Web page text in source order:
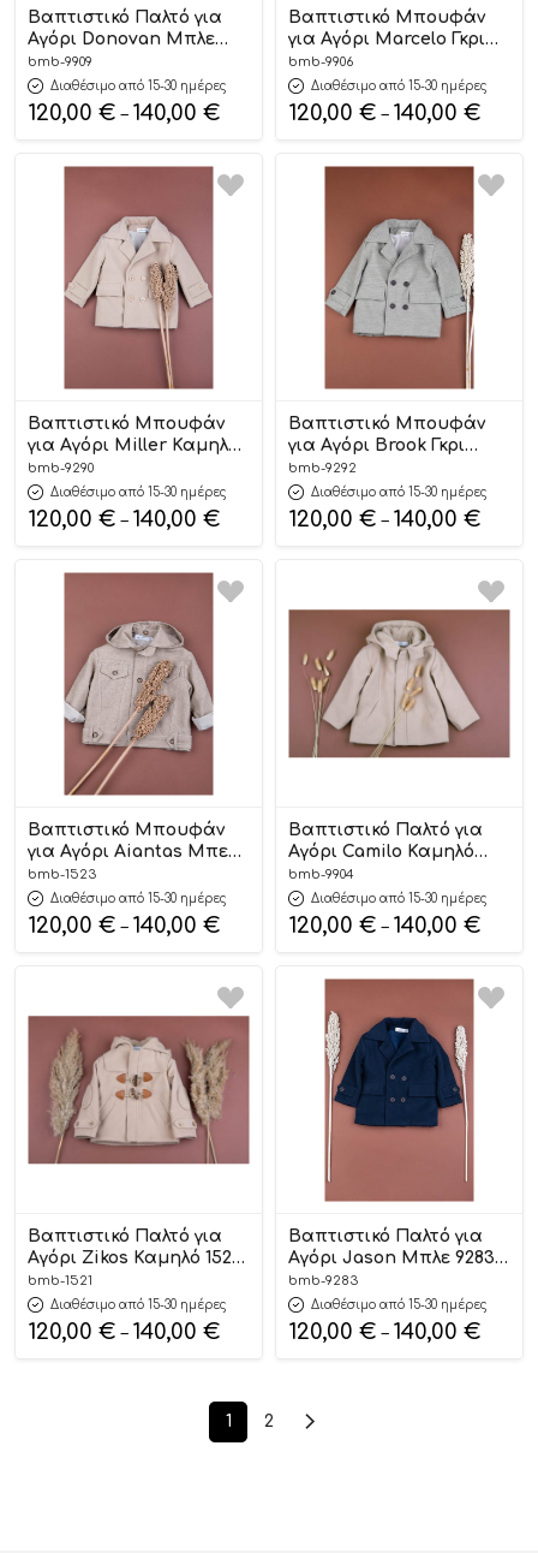
Βαπτιστικό Παλτό για
Αγόρι Donovan Μπλε
9909, Bambolino
bmb-9909
Διαθέσιμο από 15-30 ημέρες
120,00 € – 140,00 €
Βαπτιστικό Μπουφάν
για Αγόρι Marcelo Γκρι
9906, Bambolino
bmb-9906
Διαθέσιμο από 15-30 ημέρες
120,00 € – 140,00 €
Βαπτιστικό Μπουφάν
για Αγόρι Miller Καμηλό
9290, Bambolino
bmb-9290
Διαθέσιμο από 15-30 ημέρες
120,00 € – 140,00 €
Βαπτιστικό Μπουφάν
για Αγόρι Brook Γκρι
9292, Bambolino
bmb-9292
Διαθέσιμο από 15-30 ημέρες
120,00 € – 140,00 €
Βαπτιστικό Μπουφάν
για Αγόρι Aiantas Μπεζ
1523, Bambolino
bmb-1523
Διαθέσιμο από 15-30 ημέρες
120,00 € – 140,00 €
Βαπτιστικό Παλτό για
Αγόρι Camilo Καμηλό
9904, Bambolino
bmb-9904
Διαθέσιμο από 15-30 ημέρες
120,00 € – 140,00 €
Βαπτιστικό Παλτό για
Αγόρι Zikos Καμηλό 1521,
Bambolino
bmb-1521
Διαθέσιμο από 15-30 ημέρες
120,00 € – 140,00 €
Βαπτιστικό Παλτό για
Αγόρι Jason Μπλε 9283,
Bambolino
bmb-9283
Διαθέσιμο από 15-30 ημέρες
120,00 € – 140,00 €
1 2